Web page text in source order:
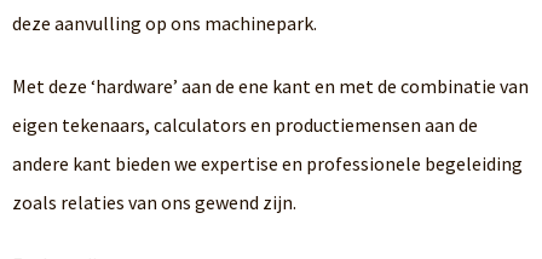
deze aanvulling op ons machinepark.
Met deze ‘hardware’ aan de ene kant en met de combinatie van
eigen tekenaars, calculators en productiemensen aan de
andere kant bieden we expertise en professionele begeleiding
zoals relaties van ons gewend zijn.